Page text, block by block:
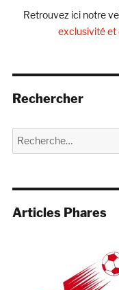
Retrouvez ici notre
exclusivité et
Rechercher
Recherche
pour :
Articles Phares